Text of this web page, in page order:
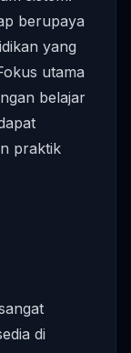
berupaya
yang
utama
belajar
praktik
di